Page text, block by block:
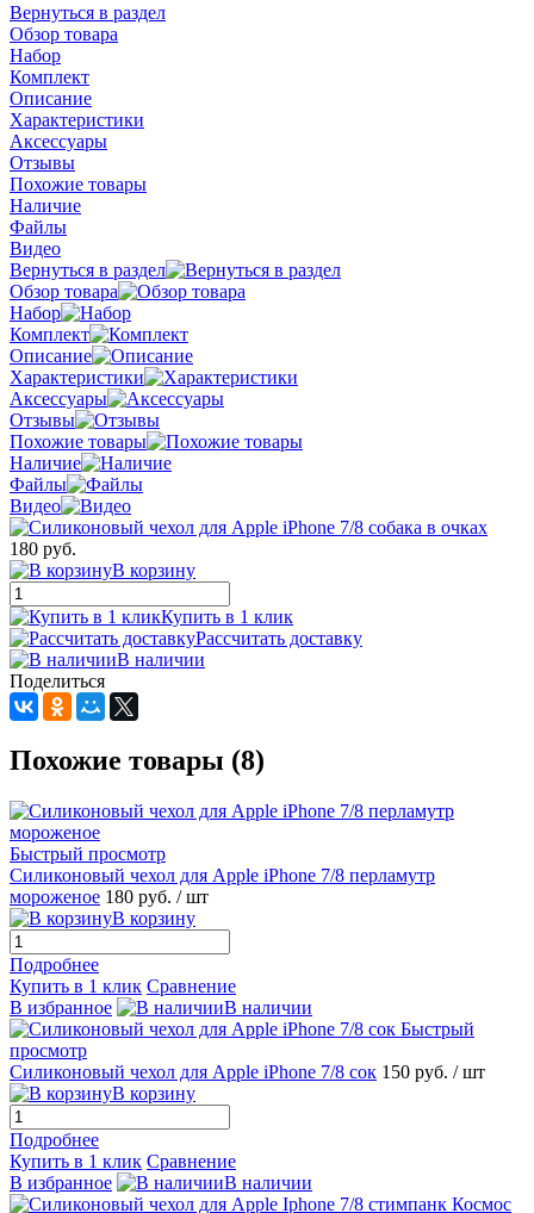
Вернуться в раздел
Обзор товара
Набор
Комплект
Описание
Характеристики
Аксессуары
Отзывы
Похожие товары
Наличие
Файлы
Видео
Вернуться в раздел
Обзор товара
Набор
Комплект
Описание
Характеристики
Аксессуары
Отзывы
Похожие товары
Наличие
Файлы
Видео
180 руб.
В корзину
Купить в 1 клик
Рассчитать доставку
В наличии
Поделиться
Похожие товары (8)
Быстрый просмотр
Силиконовый чехол для Apple iPhone 7/8 перламутр
мороженое 180 руб. / шт
В корзину
Подробнее
Купить в 1 клик Сравнение
В избранное
В наличии
Быстрый
просмотр
Силиконовый чехол для Apple iPhone 7/8 сок 150 руб. / шт
В корзину
Подробнее
Купить в 1 клик Сравнение
В избранное
В наличии